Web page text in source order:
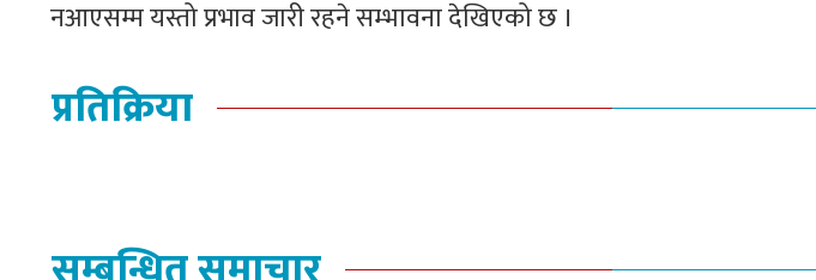
नआएसम्म यस्तो प्रभाव जारी रहने सम्भावना देखिएको छ ।
प्रतिक्रिया